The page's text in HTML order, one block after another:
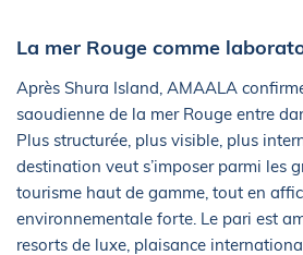
La mer Rouge comme
Après Shura Island, AMAALA
saoudienne de la mer Rouge entre
Plus structurée, plus visible, plus
destination veut s’imposer parmi les
tourisme haut de gamme, tout en
environnementale forte. Le pari est
resorts de luxe, plaisance